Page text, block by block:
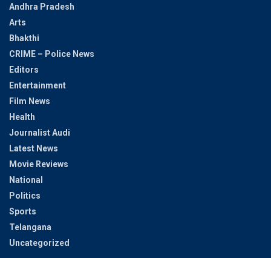
Andhra Pradesh
Arts
Bhakthi
CRIME – Police News
Editors
Entertainment
Film News
Health
Journalist Audi
Latest News
Movie Reviews
National
Politics
Sports
Telangana
Uncategorized